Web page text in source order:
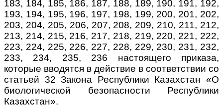
183, 184, 185, 186, 187, 188, 189, 190, 191, 192,
193, 194, 195, 196, 197, 198, 199, 200, 201, 202,
203, 204, 205, 206, 207, 208, 209, 210, 211, 212,
213, 214, 215, 216, 217, 218, 219, 220, 221, 222,
223, 224, 225, 226, 227, 228, 229, 230, 231, 232,
233, 234, 235, 236 настоящего приказа,
которые вводятся в действие в соответствии со
статьей 32 Закона Республики Казахстан «О
биологической безопасности Республики
Казахстан».